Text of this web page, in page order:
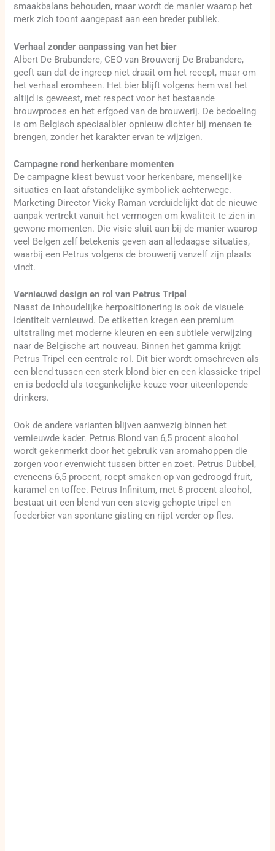
smaakbalans behouden, maar wordt de manier waarop het
merk zich toont aangepast aan een breder publiek.
Verhaal zonder aanpassing van het bier
Albert De Brabandere, CEO van Brouwerij De Brabandere,
geeft aan dat de ingreep niet draait om het recept, maar om
het verhaal eromheen. Het bier blijft volgens hem wat het
altijd is geweest, met respect voor het bestaande
brouwproces en het erfgoed van de brouwerij. De bedoeling
is om Belgisch speciaalbier opnieuw dichter bij mensen te
brengen, zonder het karakter ervan te wijzigen.
Campagne rond herkenbare momenten
De campagne kiest bewust voor herkenbare, menselijke
situaties en laat afstandelijke symboliek achterwege.
Marketing Director Vicky Raman verduidelijkt dat de nieuwe
aanpak vertrekt vanuit het vermogen om kwaliteit te zien in
gewone momenten. Die visie sluit aan bij de manier waarop
veel Belgen zelf betekenis geven aan alledaagse situaties,
waarbij een Petrus volgens de brouwerij vanzelf zijn plaats
vindt.
Vernieuwd design en rol van Petrus Tripel
Naast de inhoudelijke herpositionering is ook de visuele
identiteit vernieuwd. De etiketten kregen een premium
uitstraling met moderne kleuren en een subtiele verwijzing
naar de Belgische art nouveau. Binnen het gamma krijgt
Petrus Tripel een centrale rol. Dit bier wordt omschreven als
een blend tussen een sterk blond bier en een klassieke tripel
en is bedoeld als toegankelijke keuze voor uiteenlopende
drinkers.
Ook de andere varianten blijven aanwezig binnen het
vernieuwde kader. Petrus Blond van 6,5 procent alcohol
wordt gekenmerkt door het gebruik van aromahoppen die
zorgen voor evenwicht tussen bitter en zoet. Petrus Dubbel,
eveneens 6,5 procent, roept smaken op van gedroogd fruit,
karamel en toffee. Petrus Infinitum, met 8 procent alcohol,
bestaat uit een blend van een stevig gehopte tripel en
foederbier van spontane gisting en rijpt verder op fles.